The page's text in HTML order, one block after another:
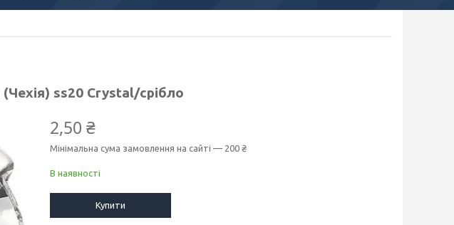
ss20 Crystal/срібло
2,50 ₴
Мінімальна сума замовлення на сайті — 200 ₴
В наявності
Купити